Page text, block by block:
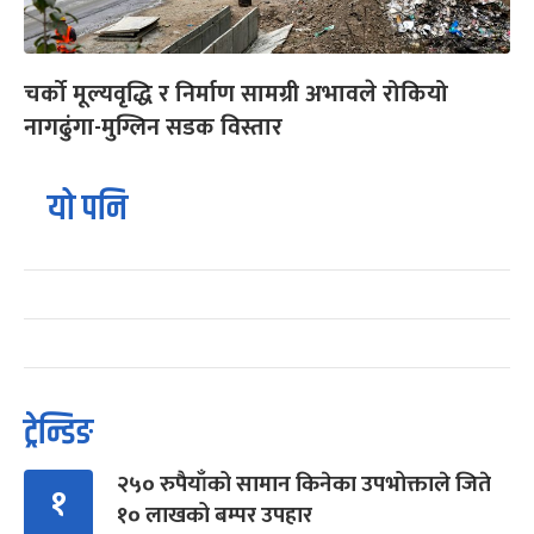
चर्को मूल्यवृद्धि र निर्माण सामग्री अभावले रोकियो
नागढुंगा-मुग्लिन सडक विस्तार
यो पनि
ट्रेन्डिङ
१
२५० रुपैयाँको सामान किनेका उपभोक्ताले जिते
१० लाखको बम्पर उपहार